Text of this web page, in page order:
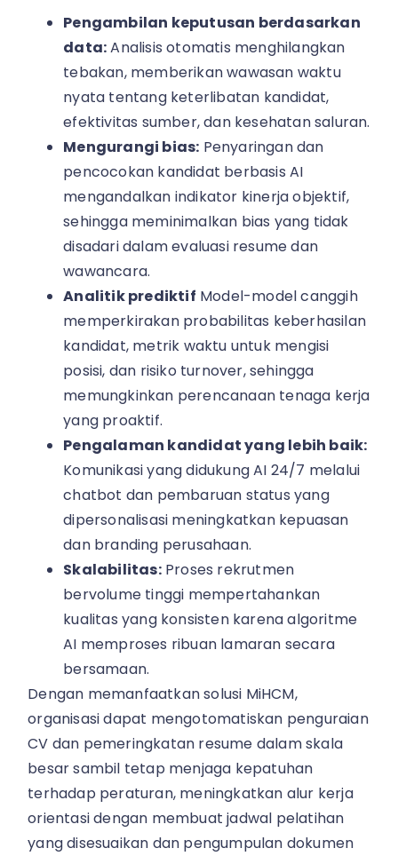
Pengambilan keputusan berdasarkan
data:Analisis otomatis menghilangkan
tebakan, memberikan wawasan waktu
nyata tentang keterlibatan kandidat,
efektivitas sumber, dan kesehatan saluran.
Mengurangi bias: Penyaringan dan
pencocokan kandidat berbasis AI
mengandalkan indikator kinerja objektif,
sehingga meminimalkan bias yang tidak
disadari dalam evaluasi resume dan
wawancara.
Analitik prediktif Model-model canggih
memperkirakan probabilitas keberhasilan
kandidat, metrik waktu untuk mengisi
posisi, dan risiko turnover, sehingga
memungkinkan perencanaan tenaga kerja
yang proaktif.
Pengalaman kandidat yang lebih baik:
Komunikasi yang didukung AI 24/7 melalui
chatbot dan pembaruan status yang
dipersonalisasi meningkatkan kepuasan
dan branding perusahaan.
Skalabilitas:Proses rekrutmen
bervolume tinggi mempertahankan
kualitas yang konsisten karena algoritme
AI memproses ribuan lamaran secara
bersamaan.
Dengan memanfaatkan solusi MiHCM,
organisasi dapat mengotomatiskan penguraian
CV dan pemeringkatan resume dalam skala
besar sambil tetap menjaga kepatuhan
terhadap peraturan, meningkatkan alur kerja
orientasi dengan membuat jadwal pelatihan
yang disesuaikan dan pengumpulan dokumen